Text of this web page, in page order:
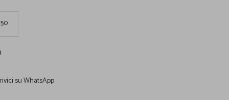
50
su WhatsApp